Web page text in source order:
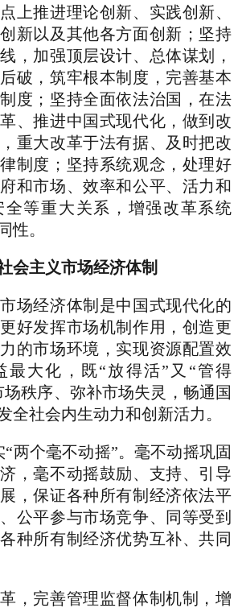
上推进理论创新、实践创新、
新以及其他各方面创新；坚持
，加强顶层设计、总体谋划，
破，筑牢根本制度，完善基本
度；坚持全面依法治国，在法
、推进中国式现代化，做到改
重大改革于法有据、及时把改
制度；坚持系统观念，处理好
和市场、效率和公平、活力和
全等重大关系，增强改革系统
性。
会主义市场经济体制
场经济体制是中国式现代化的
好发挥市场机制作用，创造更
的市场环境，实现资源配置效
最大化，既“放得活”又“管得
秩序、弥补市场失灵，畅通国
全社会内生动力和创新活力。
“两个毫不动摇”。毫不动摇巩固
，毫不动摇鼓励、支持、引导
，保证各种所有制经济依法平
公平参与市场竞争、同等受到
种所有制经济优势互补、共同
，完善管理监督体制机制，增